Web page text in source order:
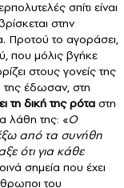
σπίτι είναι
στην
Προτού το αγοράσει,
που μόλις βγήκε
στους γονείς της
της έδωσαν, στη
τη δική της ρότα στη
λάθη της: «Ο
από τα συνήθη
ότι για κάθε
σημεία που έχει
του